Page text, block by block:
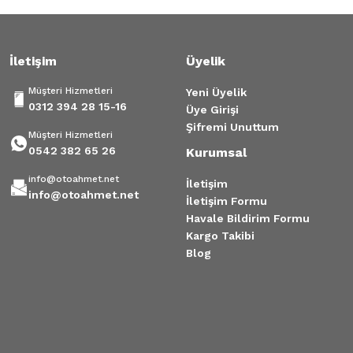
İletişim
Müşteri Hizmetleri
0312 394 28 15-16
Müşteri Hizmetleri
0542 382 65 26
info@otoahmet.net
info@otoahmet.net
Üyelik
Yeni Üyelik
Üye Girişi
Şifremi Unuttum
Kurumsal
İletişim
İletişim Formu
Havale Bildirim Formu
Kargo Takibi
Blog